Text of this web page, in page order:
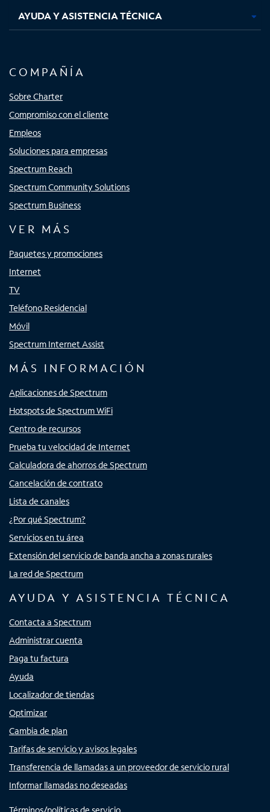
AYUDA Y ASISTENCIA TÉCNICA
COMPAÑÍA
Sobre Charter
Compromiso con el cliente
Empleos
Soluciones para empresas
Spectrum Reach
Spectrum Community Solutions
Spectrum Business
VER MÁS
Paquetes y promociones
Internet
TV
Teléfono Residencial
Móvil
Spectrum Internet Assist
MÁS INFORMACIÓN
Aplicaciones de Spectrum
Hotspots de Spectrum WiFi
Centro de recursos
Prueba tu velocidad de Internet
Calculadora de ahorros de Spectrum
Cancelación de contrato
Lista de canales
¿Por qué Spectrum?
Servicios en tu área
Extensión del servicio de banda ancha a zonas rurales
La red de Spectrum
AYUDA Y ASISTENCIA TÉCNICA
Contacta a Spectrum
Administrar cuenta
Paga tu factura
Ayuda
Localizador de tiendas
Optimizar
Cambia de plan
Tarifas de servicio y avisos legales
Transferencia de llamadas a un proveedor de servicio rural
Informar llamadas no deseadas